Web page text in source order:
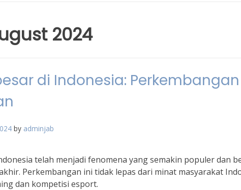
2024
di Indonesia:
by adminjab
telah menjadi fenomena yang semakin populer dan
Perkembangan ini tidak lepas dari minat masyarakat
dan kompetisi esport.